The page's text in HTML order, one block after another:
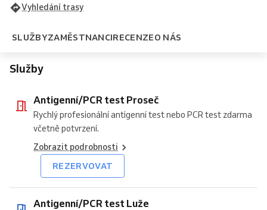
Vyhledání trasy
SLUŽBYZAMĚSTNANCIRECENZEO NÁS
Služby
Antigenní/PCR test Proseč
Rychlý profesionální antigenní test nebo PCR test zdarma
včetně potvrzení.
Zobrazit podrobnosti
REZERVOVAT
Antigenní/PCR test Luže